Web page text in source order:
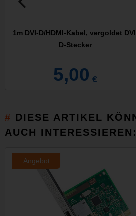
1m DVI-D/HDMI-Kabel, vergoldet
D-Stecker
5,00 €
DIESE ARTIKEL
AUCH INTERESSIEREN:
Angebot